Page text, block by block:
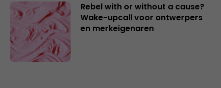
Rebel with or without a cause?
Wake-upcall voor ontwerpers
en merkeigenaren